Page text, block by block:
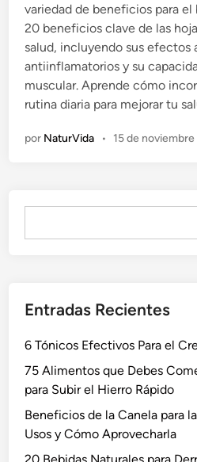
e
n
variedad de beneficios para el
20 beneficios clave de las
salud, incluyendo sus efectos
antiinflamatorios y su
muscular. Aprende cómo
rutina diaria para mejorar tu
por NaturVida • 15 de
Entradas Recientes
6 Tónicos Efectivos Para el
75 Alimentos que Debes
para Subir el Hierro Rápido
Beneficios de la Canela para
Usos y Cómo Aprovecharla